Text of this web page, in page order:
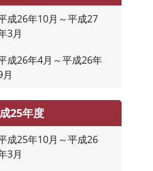
成26年10月～平成27
3月
成26年4月～平成26年
月
25年度
成25年10月～平成26
3月